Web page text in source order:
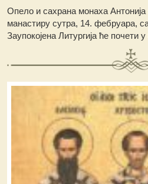
Опело и сахрана монаха
манастиру сутра, 14. фебруара,
Заупокојена Литургија ће почети